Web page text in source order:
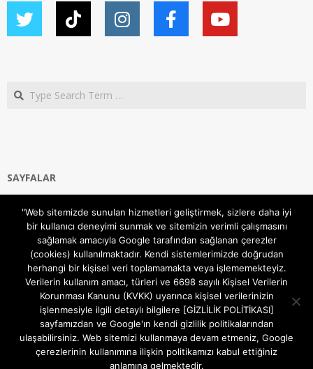
Search
SAYFALAR
Gizlilik ve Çerezler (Cookies) Politikası
Hakkımızda
İletişim Kanalları
MODEM KURULUM
TEKNİK DESTEK
TELEVİZYON SİSTEMLERİ
"Web sitemizde sunulan hizmetleri geliştirmek, sizlere daha iyi
bir kullanıcı deneyimi sunmak ve sitemizin verimli çalışmasını
sağlamak amacıyla Google tarafından sağlanan çerezler
(cookies) kullanılmaktadır. Kendi sistemlerimizde doğrudan
herhangi bir kişisel veri toplamamakta veya işlememekteyiz.
Verilerin kullanım amacı, türleri ve 6698 sayılı Kişisel Verilerin
Korunması Kanunu (KVKK) uyarınca kişisel verilerinizin
işlenmesiyle ilgili detaylı bilgilere [GİZLİLİK POLİTİKASI]
sayfamızdan ve Google'ın kendi gizlilik politikalarından
ulaşabilirsiniz. Web sitemizi kullanmaya devam etmeniz, Google
çerezlerinin kullanımına ilişkin politikamızı kabul ettiğiniz
anlamına gelmektedir.